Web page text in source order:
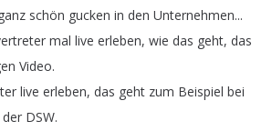
schön gucken in den Unternehmen...
mal live erleben, wie das geht, das
Video.
live erleben, das geht zum Beispiel bei
der DSW.